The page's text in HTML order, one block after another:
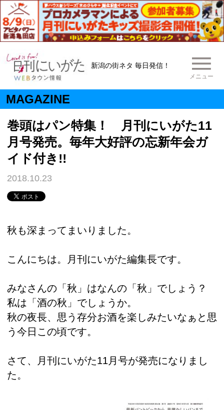
新潟の街ネタ 毎日発信！
メニュー
MAGAZINE
巻頭はパン特集！ 月刊にいがた11
月号発売。毎年大好評の忘新年会ガ
イド付き!!
2018.10.23
秋も深まってまいりました。
こんにちは。月刊にいがた編集長です。
みなさんの「秋」はなんの「秋」でしょう？
私は「酒の秋」でしょうか。
秋の夜長、思う存分お酒を楽しみたいなぁと思
う今日この頃です。
さて、月刊にいがた11月号が発売になりまし
た。